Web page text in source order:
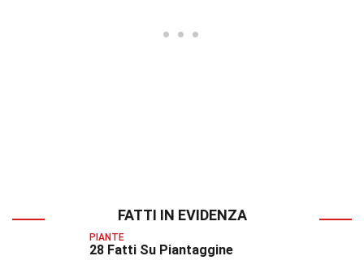
FATTI IN EVIDENZA
PIANTE
28 Fatti Su Piantaggine